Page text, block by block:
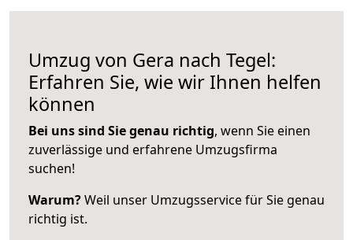
Umzug von Gera nach Tegel:
Erfahren Sie, wie wir Ihnen helfen
können
Bei uns sind Sie genau richtig, wenn Sie einen
zuverlässige und erfahrene Umzugsfirma
suchen!
Warum?Weil unser Umzugsservice für Sie genau
richtig ist.